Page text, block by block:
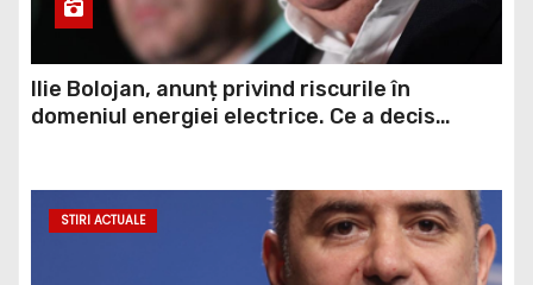
Ilie Bolojan, anunț privind riscurile în
domeniul energiei electrice. Ce a decis
STIRI ACTUALE